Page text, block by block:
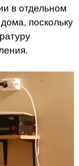
в отдельном
поскольку